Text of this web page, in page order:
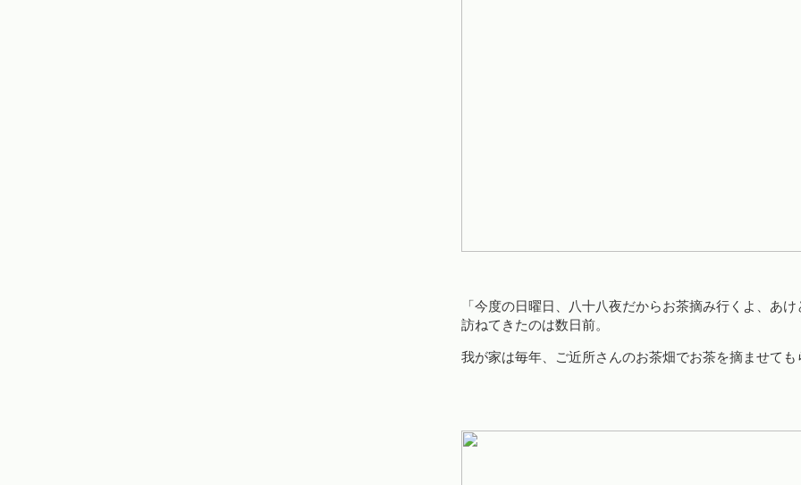
「今度の日曜日、八十八夜だからお茶摘み行くよ、あ
訪ねてきたのは数日前。
我が家は毎年、ご近所さんのお茶畑でお茶を摘ませて